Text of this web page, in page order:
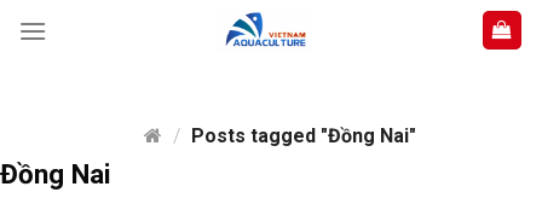
/ Posts tagged "Đồng Nai"
Đồng Nai